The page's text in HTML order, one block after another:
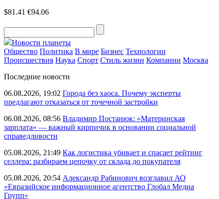
$81.41 €94.06
Новости планеты
Общество Политика В мире Бизнес Технологии
Происшествия Наука Спорт Стиль жизни Компании Москва
Последние новости
06.08.2026, 19:02 Города без хаоса. Почему эксперты
предлагают отказаться от точечной застройки
06.08.2026, 08:56 Владимир Постанюк: «Материнская
зарплата» — важный кирпичик в основании социальной
справедливости
05.08.2026, 21:49 Как логистика убивает и спасает рейтинг
селлера: разбираем цепочку от склада до покупателя
05.08.2026, 20:54 Александр Рабинович возглавил АО
«Евразийское информационное агентство Глобал Медиа
Групп»